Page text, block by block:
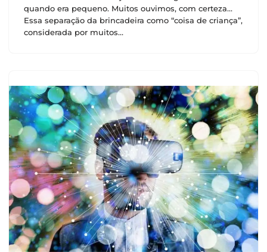
quando era pequeno. Muitos ouvimos, com certeza…
Essa separação da brincadeira como “coisa de criança”,
considerada por muitos…